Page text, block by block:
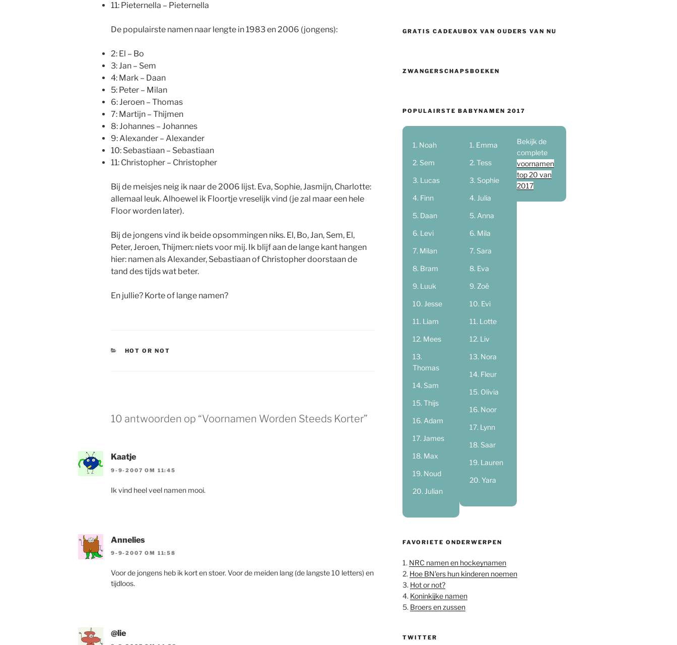
11: Pieternella – Pieternella
De populairste namen naar lengte in 1983 en 2006 (jongens):
2: El – Bo
3: Jan – Sem
4: Mark – Daan
5: Peter – Milan
6: Jeroen – Thomas
7: Martijn – Thijmen
8: Johannes – Johannes
9: Alexander – Alexander
10: Sebastiaan – Sebastiaan
11: Christopher – Christopher
Bij de meisjes neig ik naar de 2006 lijst. Eva, Sophie, Jasmijn, Charlotte:
allemaal leuk. Alhoewel ik Floortje vreselijk vind (je zal maar een hele
Floor worden later).
Bij de jongens vind ik beide opsommingen niks. El, Bo, Jan, Sem, El,
Peter, Jeroen, Thijmen: niets voor mij. Ik blijf aan de lange kant hangen
hier: namen als Alexander, Sebastiaan of Christopher doorstaan de
tand des tijds wat beter.
En jullie? Korte of lange namen?
CATEGORIEËN
HOT OR NOT
10 antwoorden op “Voornamen Worden Steeds Korter”
Kaatje
9-9-2007 OM 11:45
Ik vind heel veel namen mooi.
Annelies
9-9-2007 OM 11:58
Voor de jongens heb ik kort en stoer. Voor de meiden lang (de langste 10 letters) en
tijdloos.
@lie
GRATIS CADEAUBOX VAN OUDERS VAN NU
ZWANGERSCHAPSBOEKEN
POPULAIRSTE BABYNAMEN 2017
Noah
Sem
Lucas
Finn
Daan
Levi
Milan
Bram
Luuk
Jesse
Liam
Mees
Thomas
Sam
Thijs
Adam
James
Max
Noud
Julian
Emma
Tess
Sophie
Julia
Anna
Mila
Sara
Eva
Zoë
Evi
Lotte
Liv
Nora
Fleur
Olivia
Noor
Lynn
Saar
Lauren
Yara
Bekijk de
complete
voornamen
top 20 van
2017
FAVORIETE ONDERWERPEN
1. NRC namen en hockeynamen
2. Hoe BN'ers hun kinderen noemen
3. Hot or not?
4. Koninkijke namen
5. Broers en zussen
TWITTER